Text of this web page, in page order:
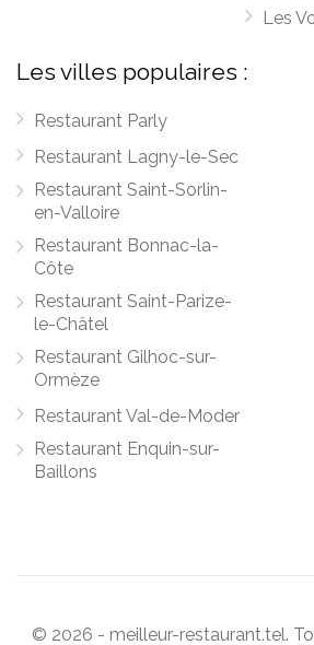
Les
Les villes populaires :
Restaurant Parly
Restaurant Lagny-le-Sec
Restaurant Saint-Sorlin-
en-Valloire
Restaurant Bonnac-la-
Côte
Restaurant Saint-Parize-
le-Châtel
Restaurant Gilhoc-sur-
Ormèze
Restaurant Val-de-Moder
Restaurant Enquin-sur-
Baillons
© 2026 - meilleur-restaurant.tel.